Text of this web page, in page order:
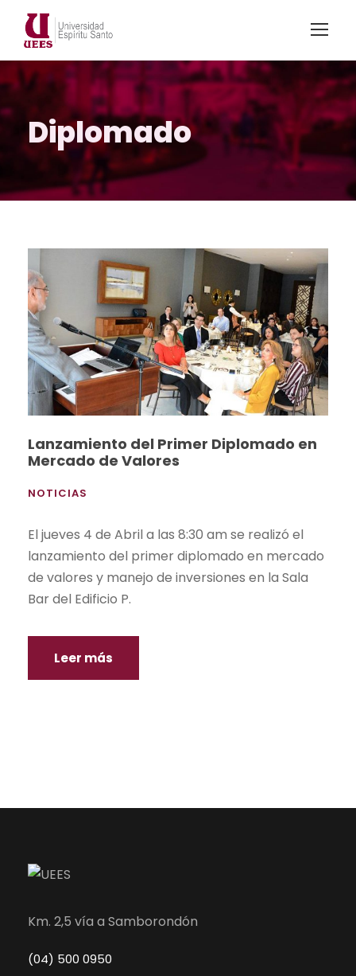
Diplomado
Lanzamiento del Primer Diplomado en
Mercado de Valores
NOTICIAS
El jueves 4 de Abril a las 8:30 am se realizó el
lanzamiento del primer diplomado en mercado
de valores y manejo de inversiones en la Sala
Bar del Edificio P.
Leer más
Km. 2,5 vía a Samborondón
(04) 500 0950